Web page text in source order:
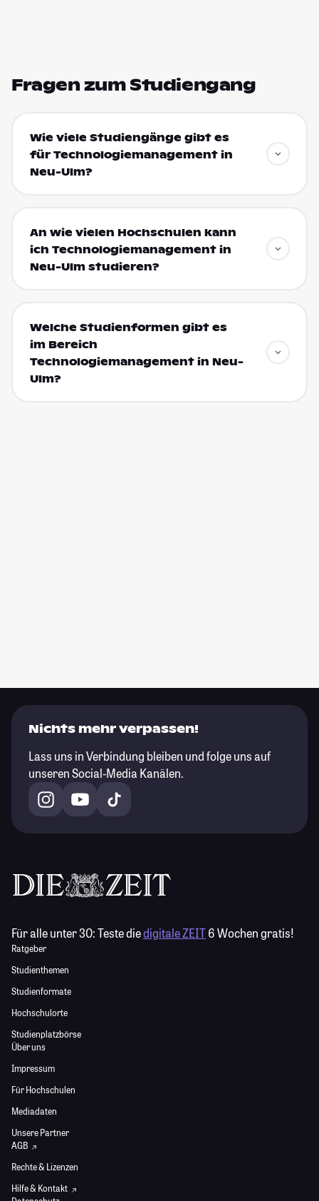
Fragen zum Studiengang
Wie viele Studiengänge gibt es
für Technologiemanagement in
Neu-Ulm?
An wie vielen Hochschulen kann
ich Technologiemanagement in
Neu-Ulm studieren?
Welche Studienformen gibt es
im Bereich
Technologiemanagement in Neu-
Ulm?
Nichts mehr verpassen!
Lass uns in Verbindung bleiben und folge uns auf
unseren Social-Media Kanälen.
Für alle unter 30:Teste diedigitale ZEIT6 Wochen gratis!
Ratgeber
Studienthemen
Studienformate
Hochschulorte
Studienplatzbörse
Über uns
Impressum
Für Hochschulen
Mediadaten
Unsere Partner
AGB
Rechte & Lizenzen
Hilfe & Kontakt